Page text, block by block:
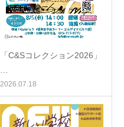
「C&Sコレクション2026」
2026.07.18